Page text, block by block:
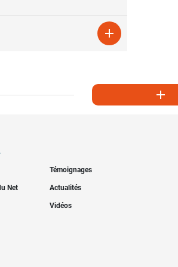


Témoignages
Net Actualités
Vidéos